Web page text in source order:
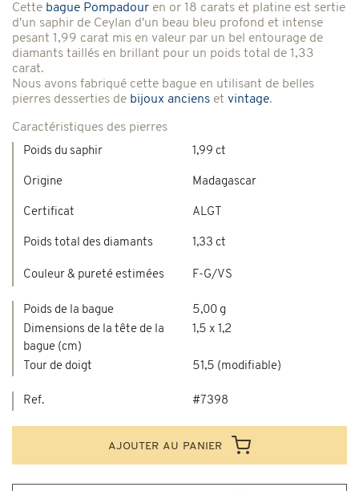
Cette bague Pompadour en or 18 carats et platine est sertie
d'un saphir de Ceylan d'un beau bleu profond et intense
pesant 1,99 carat mis en valeur par un bel entourage de
diamants taillés en brillant pour un poids total de 1,33
carat.
Nous avons fabriqué cette bague en utilisant de belles
pierres desserties de bijoux anciens et vintage.
Caractéristiques des pierres
Poids du saphir
Origine
Certificat
Poids total des diamants
1,99 ct
Madagascar
ALGT
1,33 ct
Couleur & pureté estimées F-G/VS
Poids de la bague
5,00 g
Dimensions de la tête de la
bague (cm)
1,5 x 1,2
Tour de doigt 51,5 (modifiable)
Ref. #7398
ajouter au panier